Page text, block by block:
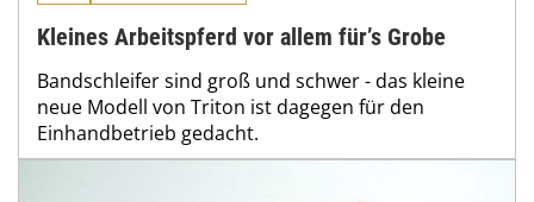
Kleines Arbeitspferd vor allem für’s Grobe
Bandschleifer sind groß und schwer - das kleine
neue Modell von Triton ist dagegen für den
Einhandbetrieb gedacht.